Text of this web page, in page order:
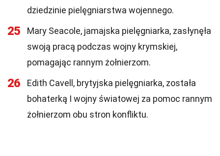
dziedzinie pielęgniarstwa wojennego.
25
Mary Seacole, jamajska pielęgniarka, zasłynęła
swoją pracą podczas wojny krymskiej,
pomagając rannym żołnierzom.
26
Edith Cavell, brytyjska pielęgniarka, została
bohaterką I wojny światowej za pomoc rannym
żołnierzom obu stron konfliktu.